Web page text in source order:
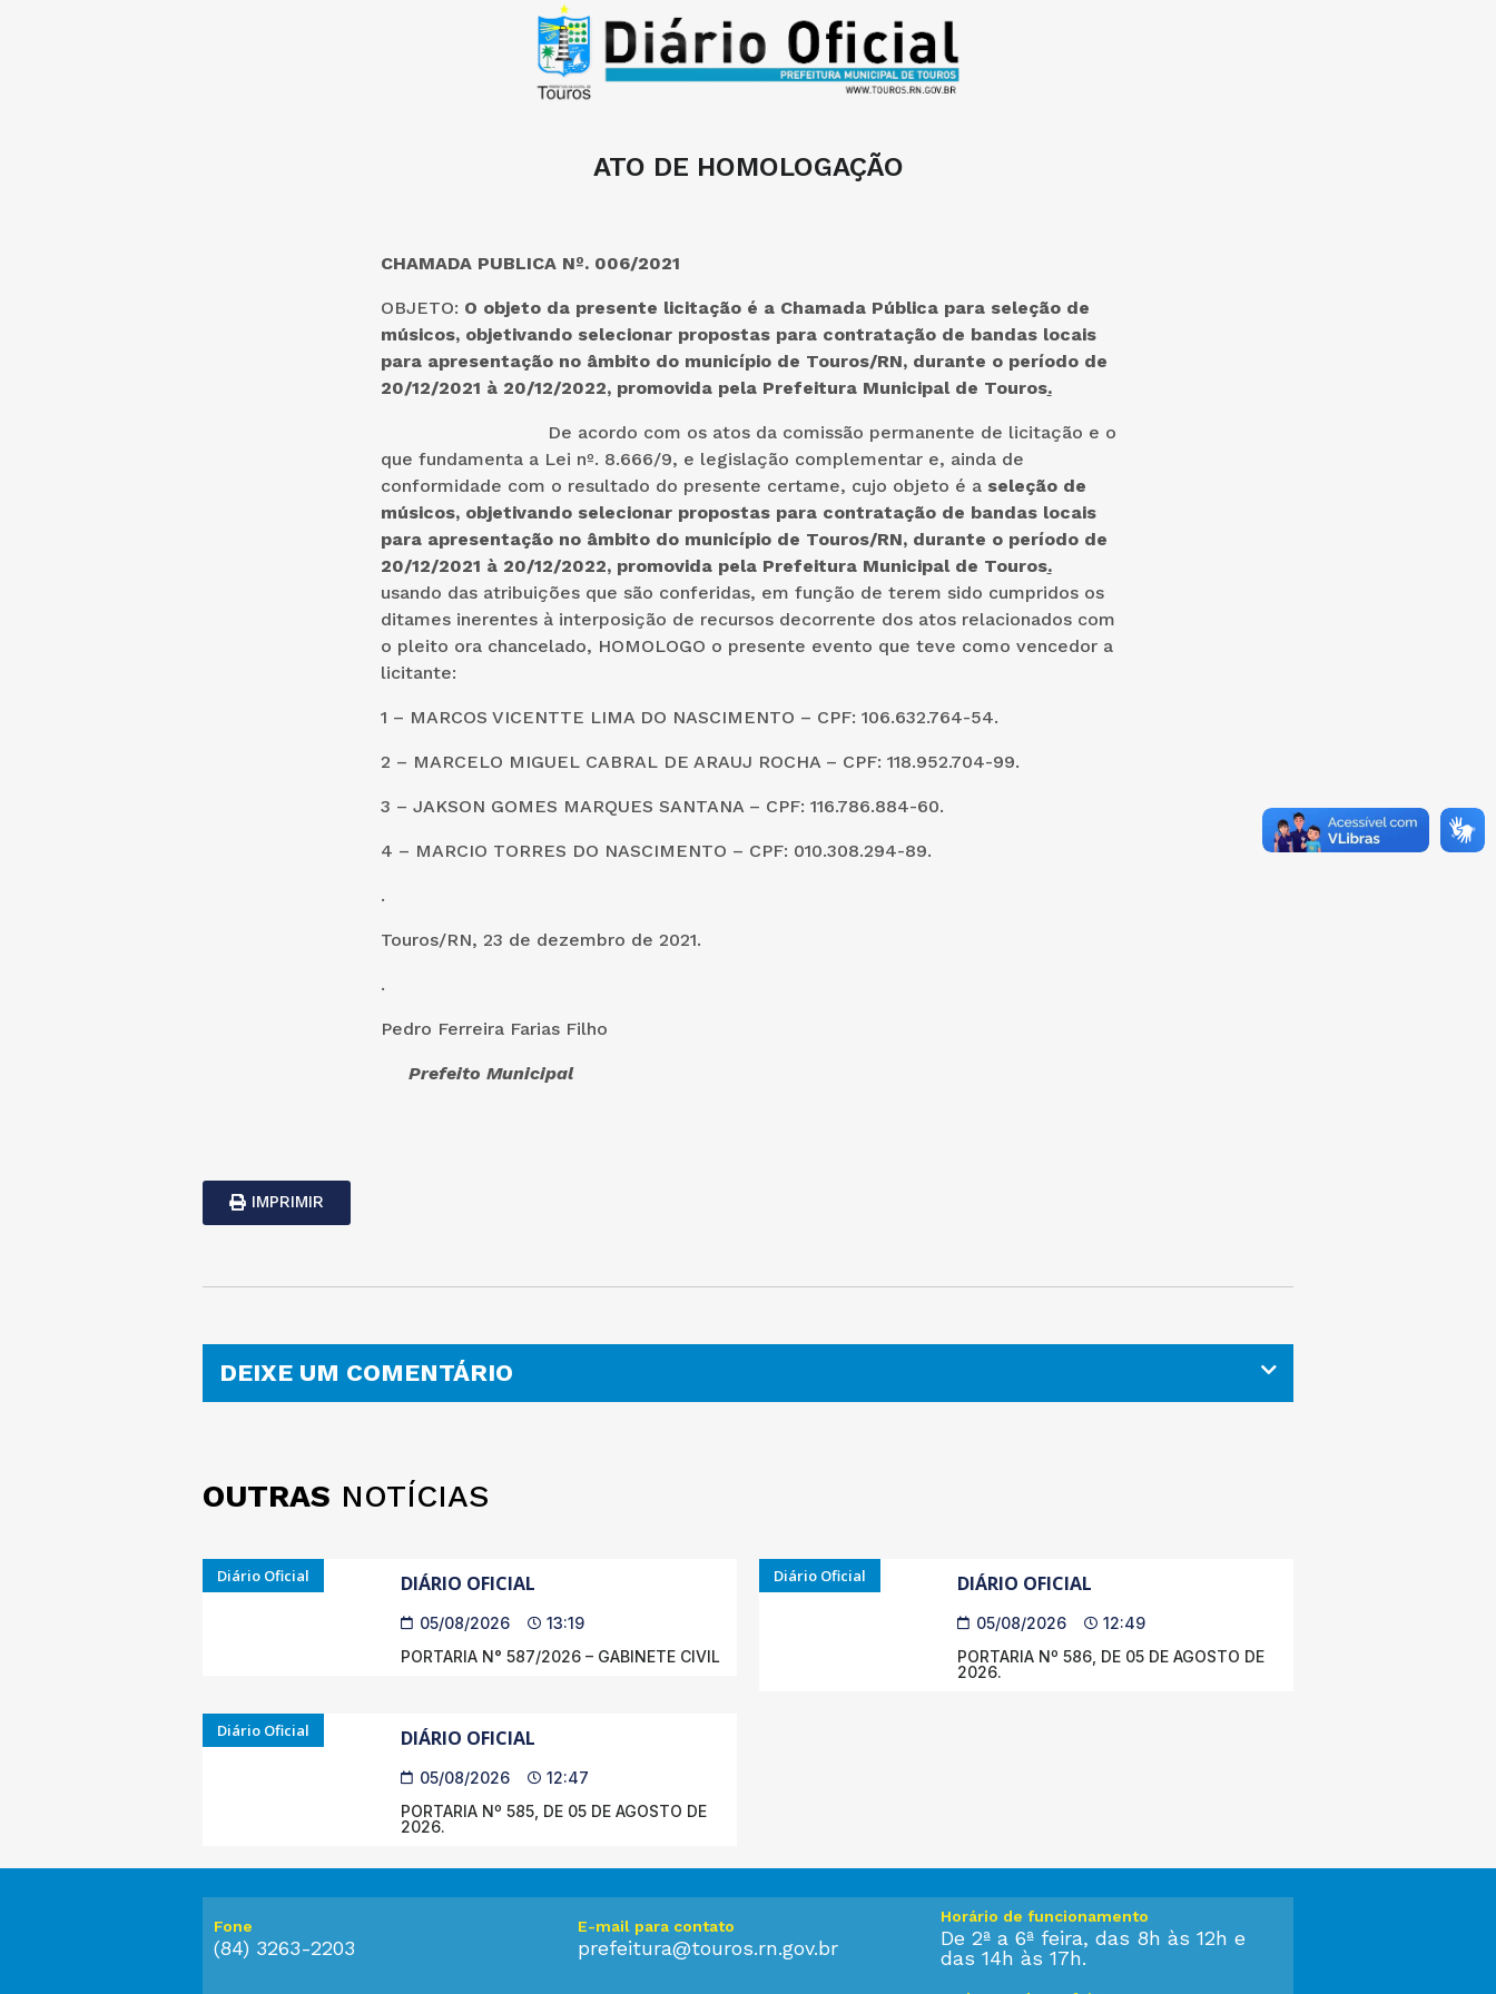
ATO DE HOMOLOGAÇÃO
CHAMADA PUBLICA Nº. 006/2021
OBJETO: O objeto da presente licitação é a Chamada Pública para seleção de
músicos, objetivando selecionar propostas para contratação de bandas locais
para apresentação no âmbito do município de Touros/RN, durante o período de
20/12/2021 à 20/12/2022, promovida pela Prefeitura Municipal de Touros.
De acordo com os atos da comissão permanente de licitação e o
que fundamenta a Lei nº. 8.666/9, e legislação complementar e, ainda de
conformidade com o resultado do presente certame, cujo objeto é a seleção de
músicos, objetivando selecionar propostas para contratação de bandas locais
para apresentação no âmbito do município de Touros/RN, durante o período de
20/12/2021 à 20/12/2022, promovida pela Prefeitura Municipal de Touros.
usando das atribuições que são conferidas, em função de terem sido cumpridos os
ditames inerentes à interposição de recursos decorrente dos atos relacionados com
o pleito ora chancelado, HOMOLOGO o presente evento que teve como vencedor a
licitante:
1 – MARCOS VICENTTE LIMA DO NASCIMENTO – CPF: 106.632.764-54.
2 – MARCELO MIGUEL CABRAL DE ARAUJ ROCHA – CPF: 118.952.704-99.
3 – JAKSON GOMES MARQUES SANTANA – CPF: 116.786.884-60.
4 – MARCIO TORRES DO NASCIMENTO – CPF: 010.308.294-89.
.
Touros/RN, 23 de dezembro de 2021.
.
Pedro Ferreira Farias Filho
Prefeito Municipal
IMPRIMIR
DEIXE UM COMENTÁRIO
OUTRAS NOTÍCIAS
Diário Oficial DIÁRIO OFICIAL
05/08/2026
13:19
PORTARIA N° 587/2026 – GABINETE CIVIL
Diário Oficial DIÁRIO OFICIAL
05/08/2026
12:49
PORTARIA Nº 586, DE 05 DE AGOSTO DE
2026.
Diário Oficial DIÁRIO OFICIAL
05/08/2026
12:47
PORTARIA Nº 585, DE 05 DE AGOSTO DE
2026.
Fone
(84) 3263-2203
E-mail para contato
prefeitura@touros.rn.gov.br
Horário de funcionamento
De 2ª a 6ª feira, das 8h às 12h e
das 14h às 17h.